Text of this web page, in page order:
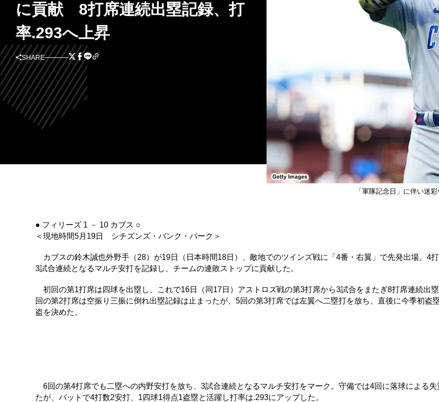
に貢献 8打席連続出塁記録、打
率.293へ上昇
SHARE
「軍隊記念日」に伴い迷
● フィリーズ 1 － 10 カブス ○
＜現地時間5月19日 シチズンズ・バンク・パーク＞
カブスの鈴木誠也外野手（28）が19日（日本時間18日）、敵地でのツインズ戦に「4番・右翼」で先発出場。4
3試合連続となるマルチ安打を記録し、チームの連敗ストップに貢献した。
初回の第1打席は四球を出塁し、これで16日（同17日）アストロズ戦の第3打席から3試合をまたぎ8打席連続出
回の第2打席は空振り三振に倒れ出塁記録は止まったが、5回の第3打席では左翼へ二塁打を放ち、直後に今季初盗
盗を決めた。
6回の第4打席でも二塁への内野安打を放ち、3試合連続となるマルチ安打をマーク。守備では4回に落球による失
たが、バットで4打数2安打、1四球1得点1盗塁と活躍し打率は.293にアップした。